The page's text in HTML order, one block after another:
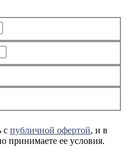
с публичной офертой, и в
принимаете ее условия.